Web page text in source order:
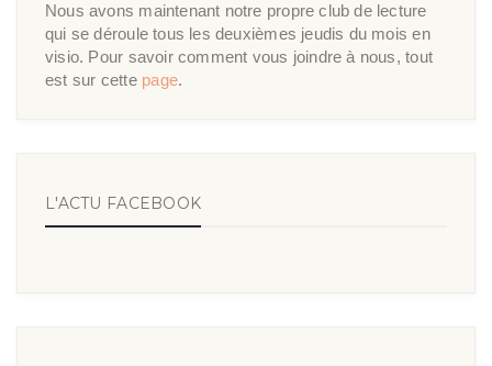
Nous avons maintenant notre propre club de lecture
qui se déroule tous les deuxièmes jeudis du mois en
visio. Pour savoir comment vous joindre à nous, tout
est sur cette page.
L'ACTU FACEBOOK